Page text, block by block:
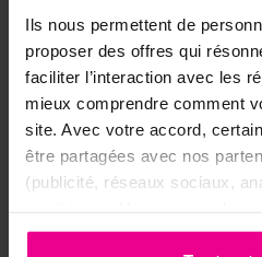
Ils nous permettent de
proposer des offres qui
faciliter l’interaction avec les
mieux comprendre comment
site. Avec votre accord,
être partagées avec nos
(publicité, réseaux sociaux,
ou de les refuser.
et sécurisante. Ne
visage.
💡 Conseil :
associez
contrepartie Erzulie
et amour, ou au Vinaigre
renforcer la dimension